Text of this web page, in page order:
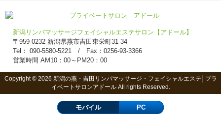
新潟リンパマッサージフェイシャルエステサロン【アドール】
〒959-0232 新潟県燕市吉田東栄町31-34
Tel： 090-5580-5221 / Fax：0256-93-3366
営業時間 AM10：00～PM20：00
Copyright © 2026 新潟の燕・吉田リンパマッサージ・フェイシャルエステ│プラ
イベートサロンアドール All rights Reserved.
モバイル PC